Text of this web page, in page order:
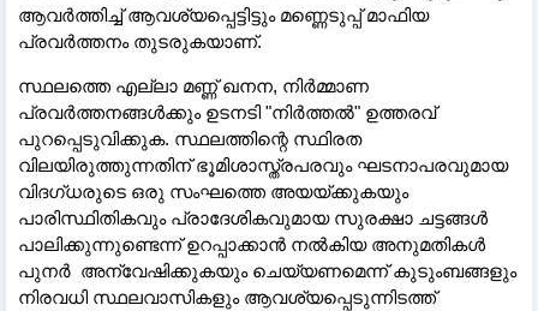
ആവർത്തിച്ച് ആവശ്യപ്പെട്ടിട്ടും മണ്ണെടുപ്പ് മാഫിയ
പ്രവർത്തനം തുടരുകയാണ്.
സ്ഥലത്തെ എല്ലാ മണ്ണ് ഖനന, നിർമ്മാണ
പ്രവർത്തനങ്ങൾക്കും ഉടനടി "നിർത്തൽ" ഉത്തരവ്
പുറപ്പെടുവിക്കുക. സ്ഥലത്തിന്റെ സ്ഥിരത
വിലയിരുത്തുന്നതിന് ഭൂമിശാസ്ത്രപരവും ഘടനാപരവുമായ
വിദഗ്ധരുടെ ഒരു സംഘത്തെ അയയ്ക്കുകയും
പാരിസ്ഥിതികവും പ്രാദേശികവുമായ സുരക്ഷാ ചട്ടങ്ങൾ
പാലിക്കുന്നുണ്ടെന്ന് ഉറപ്പാക്കാൻ നൽകിയ അനുമതികൾ
പുനർ അന്വേഷിക്കുകയും ചെയ്യണമെന്ന് കുടുംബങ്ങളും
നിരവധി സ്ഥലവാസികളും ആവശ്യപ്പെടുന്നിടത്ത്